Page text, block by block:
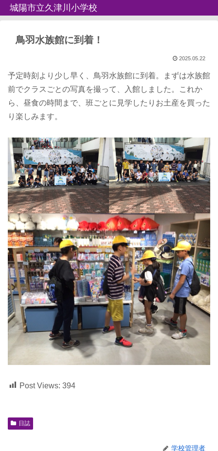
城陽市立久津川小学校
鳥羽水族館に到着！
2025.05.22
予定時刻より少し早く、鳥羽水族館に到着。まずは水族館
前でクラスごとの写真を撮って、入館しました。これか
ら、昼食の時間まで、班ごとに見学したりお土産を買った
り楽しみます。
Post Views: 394
日誌
学校管理者